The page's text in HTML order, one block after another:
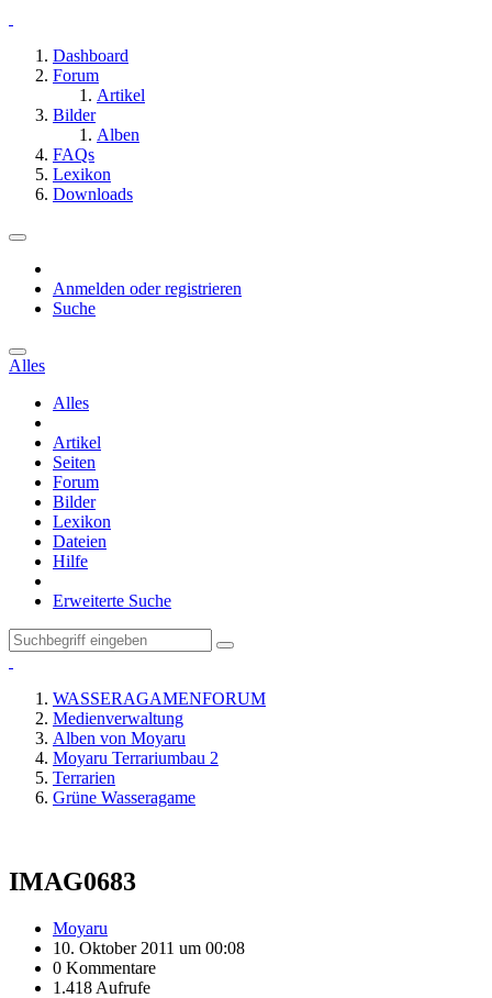
Dashboard
Forum
Artikel
Bilder
Alben
FAQs
Lexikon
Downloads
Anmelden oder registrieren
Suche
Alles
Alles
Artikel
Seiten
Forum
Bilder
Lexikon
Dateien
Hilfe
Erweiterte Suche
WASSERAGAMENFORUM
Medienverwaltung
Alben von Moyaru
Moyaru Terrariumbau 2
Terrarien
Grüne Wasseragame
IMAG0683
Moyaru
10. Oktober 2011 um 00:08
0 Kommentare
1.418 Aufrufe